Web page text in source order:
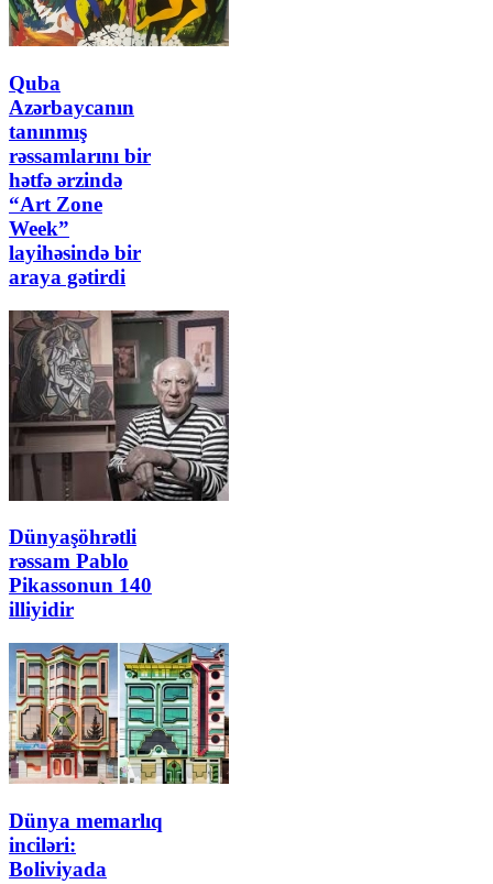
Quba
Azərbaycanın
tanınmış
rəssamlarını bir
hətfə ərzində
“Art Zone
Week”
layihəsində bir
araya gətirdi
Dünyaşöhrətli
rəssam Pablo
Pikassonun 140
illiyidir
Dünya memarlıq
inciləri:
Boliviyada